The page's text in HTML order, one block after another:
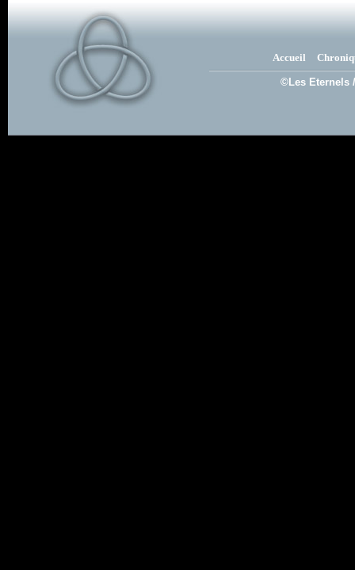
Accueil
©Les Eternels